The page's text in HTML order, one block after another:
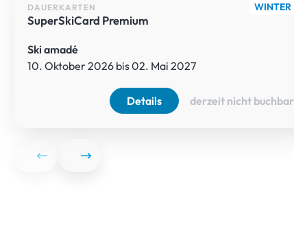
WINTER
DAUERKARTEN
SuperSkiCard Premium
Ski amadé
10. Oktober 2026 bis 02. Mai 2027
Details derzeit nicht buchbar